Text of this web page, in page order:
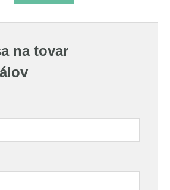
na tovar